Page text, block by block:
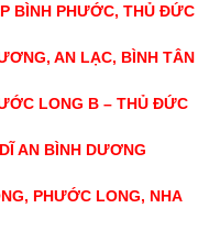
BÌNH PHƯỚC, THỦ ĐỨC
AN LẠC, BÌNH TÂN
LONG B – THỦ ĐỨC
AN BÌNH DƯƠNG
PHƯỚC LONG, NHA